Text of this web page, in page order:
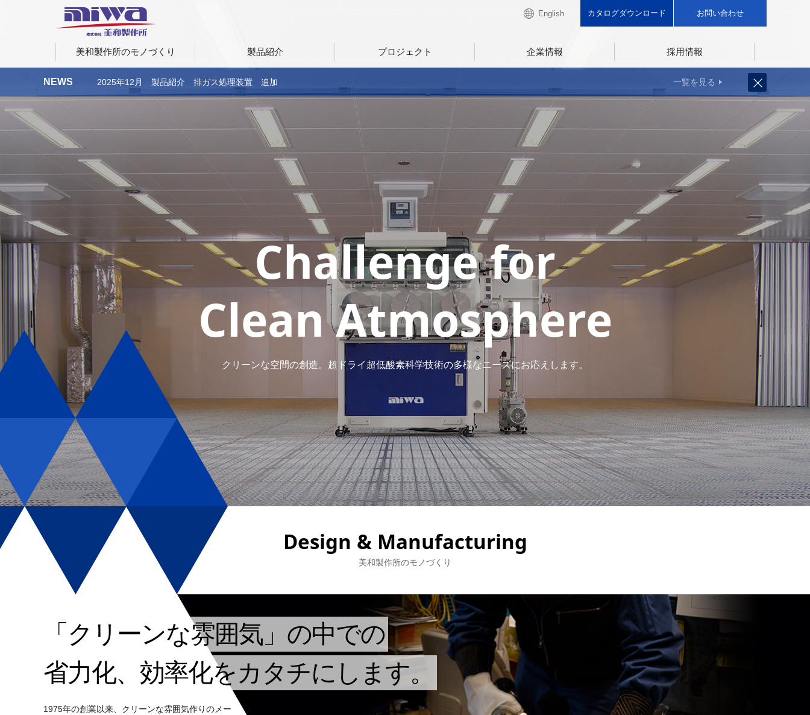
美和製作所のモノづくり 製品紹介 プロジェクト 企業情報 採用情報
カタログダウンロード お問い合わせ
English
一覧を見る
NEWS 2025年12月 製品紹介 排ガス処理装置 追加
Challenge for
Clean Atmosphere
クリーンな空間の創造。 超ドライ超低酸素科学技術の多様なニーズにお応えします。
Challenge for
Clean Atmosphere
クリーンな空間の創造。 超ドライ超低酸素科学技術の多様なニーズにお応えします。
Design & Manufacturing
美和製作所のモノづくり
「クリーンな雰囲気」の中での
省力化、効率化をカタチにします。
1975年の創業以来、クリーンな雰囲気作りのメー